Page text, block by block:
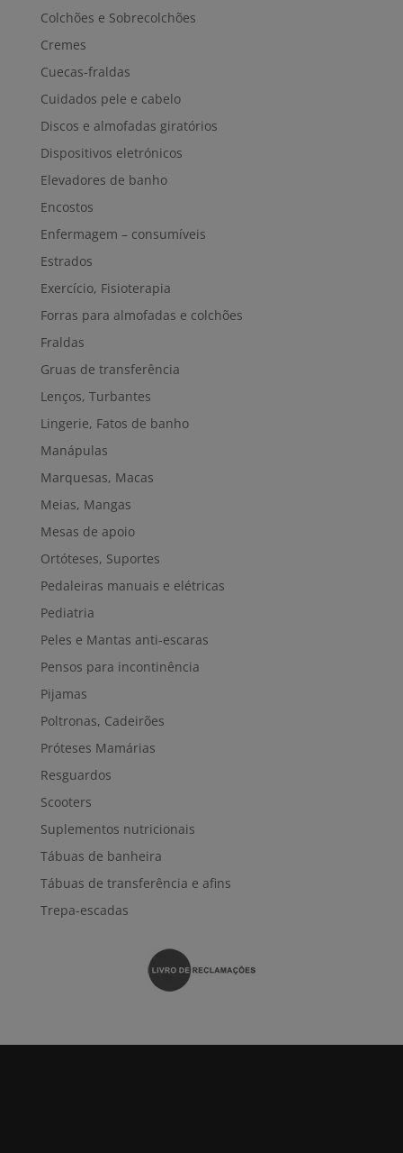
Colchões e Sobrecolchões
Cremes
Cuecas-fraldas
Cuidados pele e cabelo
Discos e almofadas giratórios
Dispositivos eletrónicos
Elevadores de banho
Encostos
Enfermagem – consumíveis
Estrados
Exercício, Fisioterapia
Forras para almofadas e colchões
Fraldas
Gruas de transferência
Lenços, Turbantes
Lingerie, Fatos de banho
Manápulas
Marquesas, Macas
Meias, Mangas
Mesas de apoio
Ortóteses, Suportes
Pedaleiras manuais e elétricas
Pediatria
Peles e Mantas anti-escaras
Pensos para incontinência
Pijamas
Poltronas, Cadeirões
Próteses Mamárias
Resguardos
Scooters
Suplementos nutricionais
Tábuas de banheira
Tábuas de transferência e afins
Trepa-escadas